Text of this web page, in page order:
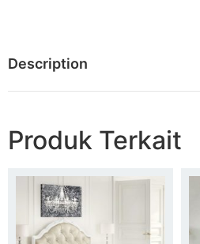
Description
Produk Terkait